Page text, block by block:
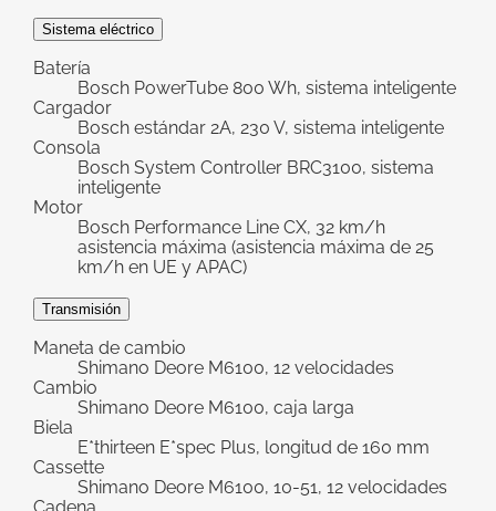
Sistema eléctrico
Batería
Bosch PowerTube 800 Wh, sistema inteligente
Cargador
Bosch estándar 2A, 230 V, sistema inteligente
Consola
Bosch System Controller BRC3100, sistema
inteligente
Motor
Bosch Performance Line CX, 32 km/h
asistencia máxima (asistencia máxima de 25
km/h en UE y APAC)
Transmisión
Maneta de cambio
Shimano Deore M6100, 12 velocidades
Cambio
Shimano Deore M6100, caja larga
Biela
E*thirteen E*spec Plus, longitud de 160 mm
Cassette
Shimano Deore M6100, 10-51, 12 velocidades